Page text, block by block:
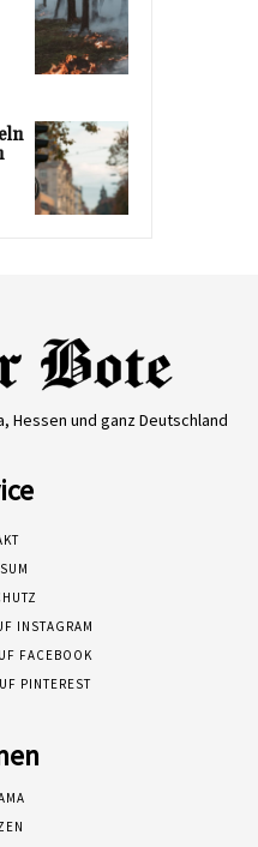
Hessen und ganz Deutschland
INSTAGRAM
FACEBOOK
PINTEREST